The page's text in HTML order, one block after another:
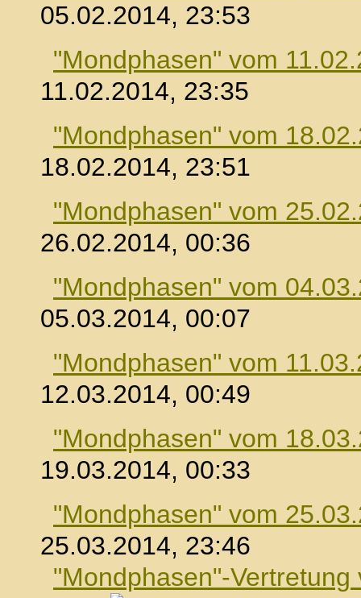
05.02.2014, 23:53
"Mondphasen" vom
11.02.2014, 23:35
"Mondphasen" vom
18.02.2014, 23:51
"Mondphasen" vom
26.02.2014, 00:36
"Mondphasen" vom
05.03.2014, 00:07
"Mondphasen" vom
12.03.2014, 00:49
"Mondphasen" vom
19.03.2014, 00:33
"Mondphasen" vom
25.03.2014, 23:46
"Mondphasen"-